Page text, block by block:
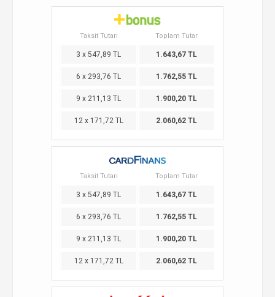
Taksit Tutarı Toplam Tutar
3 x 547,89 TL 1.643,67 TL
6 x 293,76 TL 1.762,55 TL
9 x 211,13 TL 1.900,20 TL
12 x 171,72 TL 2.060,62 TL
Taksit Tutarı Toplam Tutar
3 x 547,89 TL 1.643,67 TL
6 x 293,76 TL 1.762,55 TL
9 x 211,13 TL 1.900,20 TL
12 x 171,72 TL 2.060,62 TL